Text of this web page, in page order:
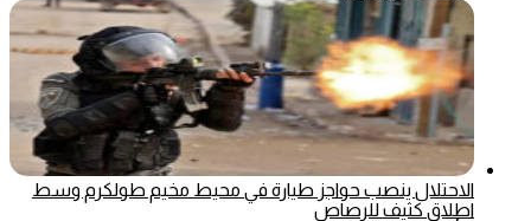
الاحتلال ينصب حواجز طيارة في محيط مخيم طولكرم وسط
اطلاق كثيف للرصاص